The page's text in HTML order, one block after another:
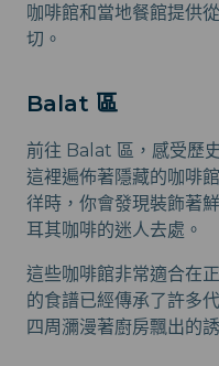
咖啡館和當地餐館提供
切。
Balat 區
前往 Balat 區，感受歷
這裡遍佈著隱藏的咖啡
徉時，你會發現裝飾著
耳其咖啡的迷人去處。
這些咖啡館非常適合在
的食譜已經傳承了許多
四周瀰漫著廚房飄出的